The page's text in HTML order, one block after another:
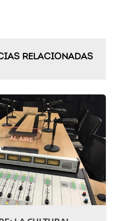
RELACIONADAS